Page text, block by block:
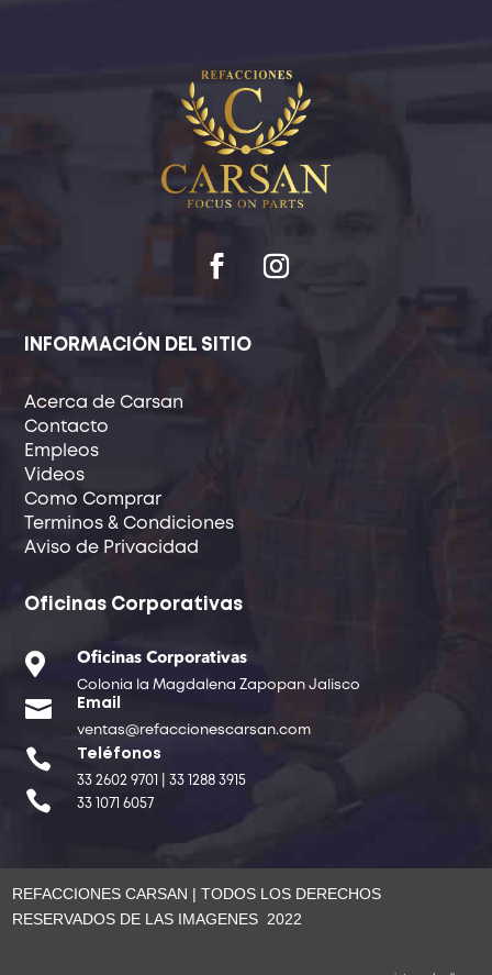
INFORMACIÓN DEL SITIO
Acerca de Carsan
Contacto
Empleos
Videos
Como Comprar
Terminos & Condiciones
Aviso de Privacidad
Oficinas Corporativas
 Oficinas Corporativas
Colonia la Magdalena Zapopan Jalisco
 Email
ventas@refaccionescarsan.com
 Teléfonos
33 2602 9701 | 33 1288 3915
 33 1071 6057
REFACCIONES CARSAN | TODOS LOS DERECHOS
RESERVADOS DE LAS IMAGENES 2022